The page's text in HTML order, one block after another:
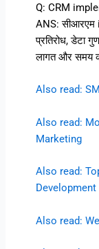
Q: CRM
ANS: सीआरएम
प्रतिरोध, डेटा
लागत और समय
Also read:
Also read:
Marketing
Also read:
Development
Also read: